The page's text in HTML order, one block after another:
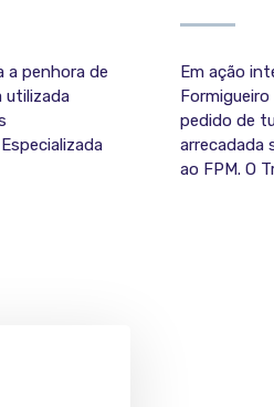
a penhora de
utilizada
Em ação
pedido de
arrecadada
ao FPM. O